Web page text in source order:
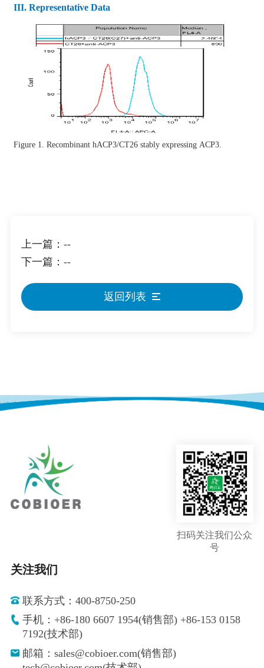
III. Representative Data
Figure 1. Recombinant hACP3/CT26 stably expressing ACP3.
上一篇： --
下一篇： --
返回列表
扫码关注我们公众
号
关注我们
联系方式：400-8750-250
手机：+86-180 6607 1954(销售部) +86-153 0158
7192(技术部)
邮箱：sales@cobioer.com(销售部)